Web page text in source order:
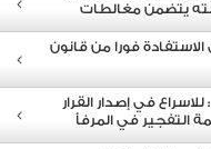
يتضمن مغالطات
فورا من قانون
في إصدار القرار
التفجير في المرفأ